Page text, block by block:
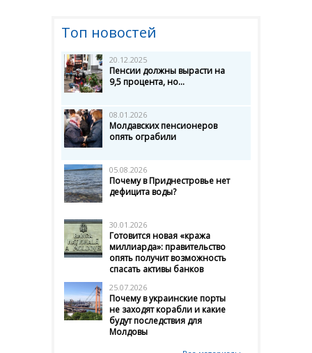
Топ новостей
20.12.2025
Пенсии должны вырасти на
9,5 процента, но...
08.01.2026
Молдавских пенсионеров
опять ограбили
05.08.2026
Почему в Приднестровье нет
дефицита воды?
30.01.2026
Готовится новая «кража
миллиарда»: правительство
опять получит возможность
спасать активы банков
25.07.2026
Почему в украинские порты
не заходят корабли и какие
будут последствия для
Молдовы